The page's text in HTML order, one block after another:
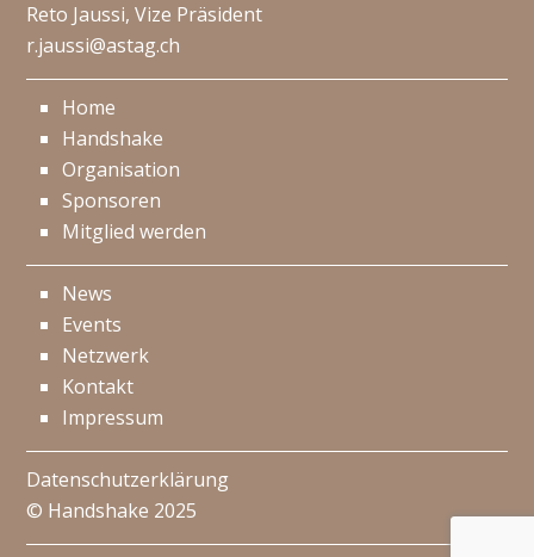
Reto Jaussi, Vize Präsident
r.jaussi@astag.ch
Home
Handshake
Organisation
Sponsoren
Mitglied werden
News
Events
Netzwerk
Kontakt
Impressum
Datenschutzerklärung
© Handshake 2025